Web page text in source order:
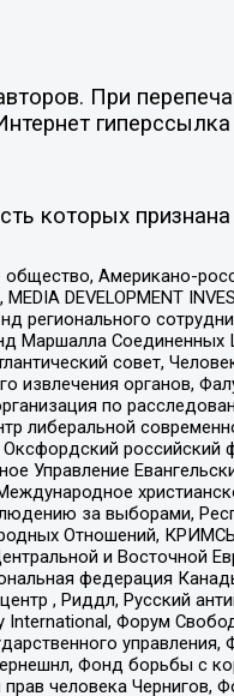
При
которых
Американо-
DEVELOPMENT
регионального
Маршалла Соединенных
совет,
извлечения органов,
по
либеральной
Управление
за выборами,
Отношений,
и Восточной
федерация
, Риддл, Русский
Форум
управления,
Фонд борьбы с
человека Чернигов,